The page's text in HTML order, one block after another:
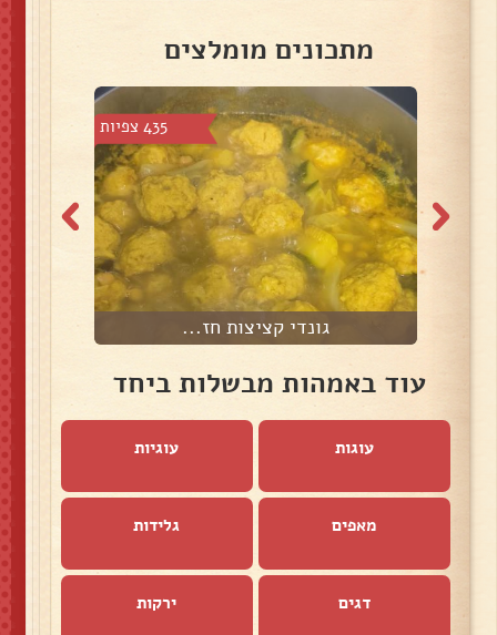
מתכונים מומלצים
435 צפיות
גונדי קציצות חז...
עוד באמהות מבשלות ביחד
עוגות עוגיות
מאפים גלידות
דגים ירקות